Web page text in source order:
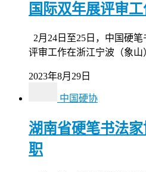
国际双年展评审
2月24日至25日，中国硬
评审工作在浙江宁波（象山
2023年8月29日
中国硬协
湖南省硬笔书法
职